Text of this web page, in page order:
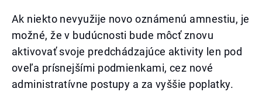
Ak niekto nevyužije novo oznámenú amnestiu, je
možné, že v budúcnosti bude môcť znovu
aktivovať svoje predchádzajúce aktivity len pod
oveľa prísnejšími podmienkami, cez nové
administratívne postupy a za vyššie poplatky.